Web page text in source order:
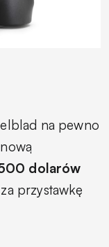
na pewno
dolarów
przystawkę